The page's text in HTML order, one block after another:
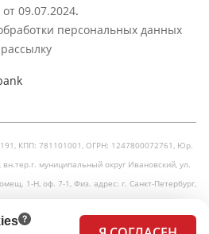
09.07.2024.
персональных данных
КПП: 781101001, ОГРН: 1247800072761, Юр.
вн.тер.г. муниципальный округ Ивановский, ул.
1-Н, оф. 7-1, Физ. адрес: г. Санкт-Петербург,